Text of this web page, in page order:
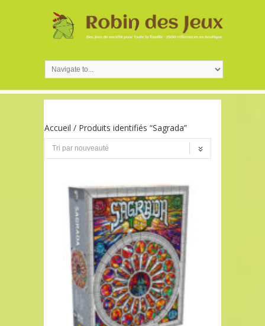
Accueil / Produits identifiés “Sagrada”